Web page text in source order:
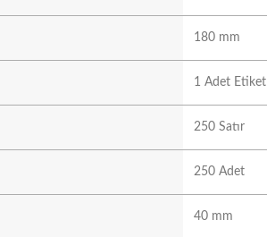
180 mm
1 Adet Etiket
250 Satır
250 Adet
40 mm